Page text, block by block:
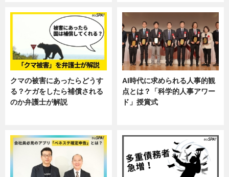
クマの被害にあったらどうす
る？ケガをしたら補償される
のか弁護士が解説
AI時代に求められる人事的観
点とは？「科学的人事アワー
ド」授賞式